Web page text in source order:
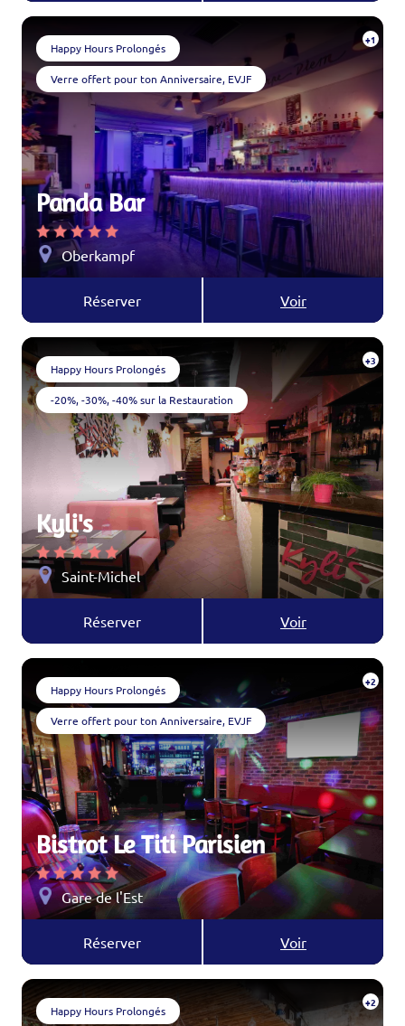
Happy Hours Prolongés
Verre offert pour ton Anniversaire, EVJF
+1
Panda Bar
Oberkampf
Réserver Voir
Happy Hours Prolongés
-20%, -30%, -40% sur la Restauration
+3
Kyli's
Saint-Michel
Réserver Voir
Happy Hours Prolongés
Verre offert pour ton Anniversaire, EVJF
+2
Bistrot Le Titi Parisien
Gare de l'Est
Réserver Voir
Happy Hours Prolongés
+2